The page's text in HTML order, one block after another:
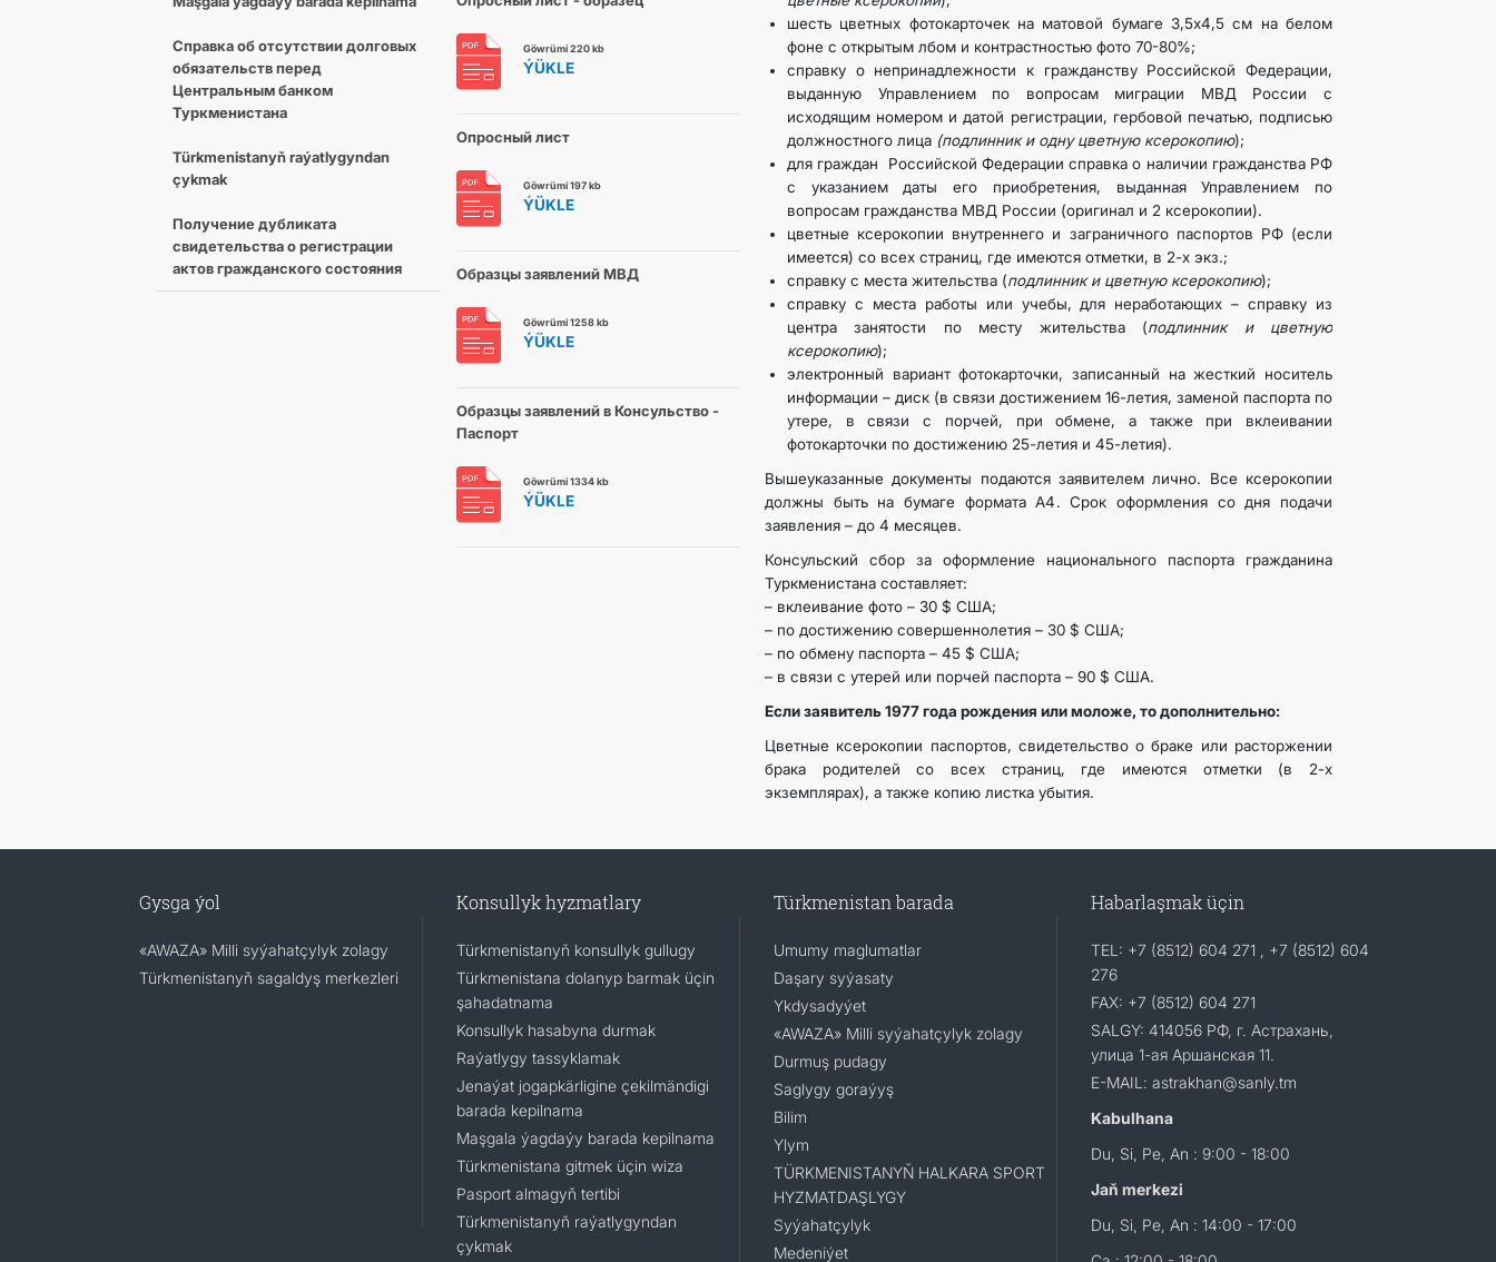
Cправка об отсутствии долговых
обязательств перед
Центральным банком
Туркменистана
Türkmenistanyň raýatlygyndan
çykmak
Получение дубликата
свидетельства о регистрации
актов гражданского состояния
шесть цветных фотокарточек на матовой бумаге 3,5х4,5 см на белом
фоне с открытым лбом и контрастностью фото 70-80%;
справку о непринадлежности к гражданству Российской Федерации,
выданную Управлением по вопросам миграции МВД России с
исходящим номером и датой регистрации, гербовой печатью, подписью
должностного лица (подлинник и одну цветную ксерокопию);
для граждан Российской Федерации справка о наличии гражданства РФ
с указанием даты его приобретения, выданная Управлением по
вопросам гражданства МВД России (оригинал и 2 ксерокопии).
цветные ксерокопии внутреннего и заграничного паспортов РФ (если
имеется) со всех страниц, где имеются отметки, в 2-х экз.;
справку с места жительства (подлинник и цветную ксерокопию);
справку с места работы или учебы, для неработающих – справку из
центра занятости по месту жительства (подлинник и цветную
ксерокопию);
электронный вариант фотокарточки, записанный на жесткий носитель
информации – диск (в связи достижением 16-летия, заменой паспорта по
утере, в связи с порчей, при обмене, а также при вклеивании
фотокарточки по достижению 25-летия и 45-летия).
Вышеуказанные документы подаются заявителем лично. Все ксерокопии
должны быть на бумаге формата А4. Срок оформления со дня подачи
заявления – до 4 месяцев.
Консульский сбор за оформление национального паспорта гражданина
Туркменистана составляет:
– вклеивание фото – 30 $ США;
– по достижению совершеннолетия – 30 $ США;
– по обмену паспорта – 45 $ США;
– в связи с утерей или порчей паспорта – 90 $ США.
Если заявитель 1977 года рождения или моложе, то дополнительно:
Цветные ксерокопии паспортов, свидетельство о браке или расторжении
брака родителей со всех страниц, где имеются отметки (в 2-х
экземплярах), а также копию листка убытия.
Göwrümi 220 kb
ÝÜKLE
Опросный лист
Göwrümi 197 kb
ÝÜKLE
Образцы заявлений МВД
Göwrümi 1258 kb
ÝÜKLE
Образцы заявлений в Консульство -
Паспорт
Göwrümi 1334 kb
ÝÜKLE
Gysga ýol
«AWAZA» Milli syýahatçylyk zolagy
Türkmenistanyň sagaldyş merkezleri
Konsullyk hyzmatlary
Türkmenistanyň konsullyk gullugy
Türkmenistana dolanyp barmak üçin
şahadatnama
Konsullyk hasabyna durmak
Raýatlygy tassyklamak
Jenaýat jogapkärligine çekilmändigi
barada kepilnama
Maşgala ýagdaýy barada kepilnama
Türkmenistana gitmek üçin wiza
Pasport almagyň tertibi
Türkmenistanyň raýatlygyndan
çykmak
Türkmenistan barada
Umumy maglumatlar
Daşary syýasaty
Ykdysadyýet
«AWAZA» Milli syýahatçylyk zolagy
Durmuş pudagy
Saglygy goraýyş
Bilim
Ylym
TÜRKMENISTANYŇ HALKARA SPORT
HYZMATDAŞLYGY
Syýahatçylyk
Medeniýet
Habarlaşmak üçin
TEL: +7 (8512) 604 271 , +7 (8512) 604
276
FAX: +7 (8512) 604 271
SALGY: 414056 РФ, г. Астрахань,
улица 1-ая Аршанская 11.
E-MAIL: astrakhan@sanly.tm
Kabulhana
Du, Si, Pe, An : 9:00 - 18:00
Jaň merkezi
Du, Si, Pe, An : 14:00 - 17:00